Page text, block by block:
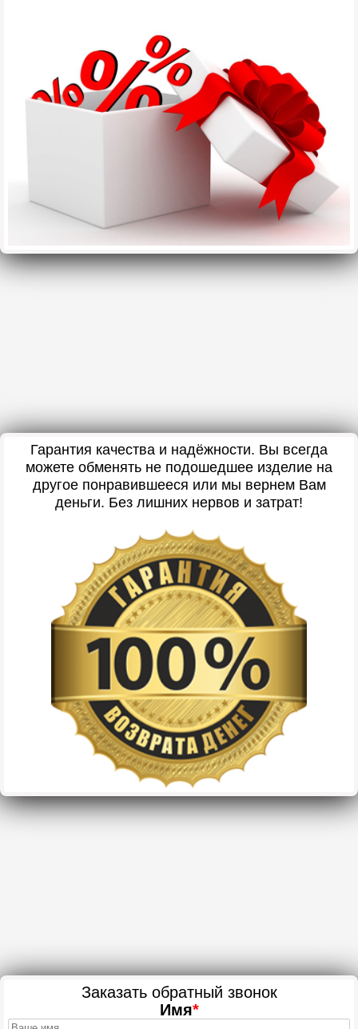
Гарантия качества и надёжности. Вы всегда
можете обменять не подошедшее изделие на
другое понравившееся или мы вернем Вам
деньги. Без лишних нервов и затрат!
Заказать обратный звонок
Имя*